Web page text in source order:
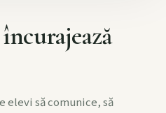
elevi să comunice, să